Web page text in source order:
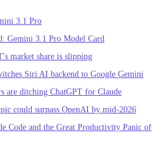
3.1 Pro
Gemini 3.1 Pro Model Card
market share is slipping
Siri AI backend to Google Gemini
are ditching ChatGPT for Claude
could surpass OpenAI by mid-2026
Code and the Great Productivity Panic of